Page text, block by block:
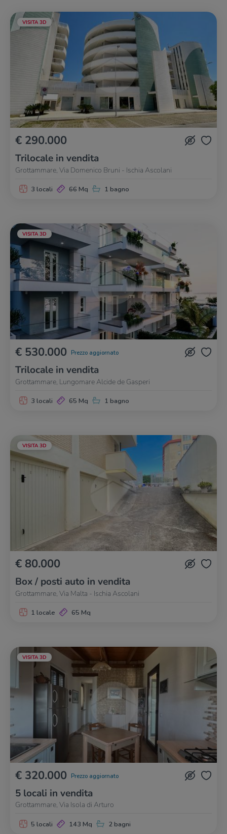
VISITA 3D
€ 290.000
Trilocale in vendita
Grottammare, Via Domenico Bruni - Ischia Ascolani
3 locali 66 Mq 1 bagno
VISITA 3D
€ 530.000 Prezzo aggiornato
Trilocale in vendita
Grottammare, Lungomare Alcide de Gasperi
3 locali 65 Mq 1 bagno
VISITA 3D
€ 80.000
Box / posti auto in vendita
Grottammare, Via Malta - Ischia Ascolani
1 locale 65 Mq
VISITA 3D
€ 320.000 Prezzo aggiornato
5 locali in vendita
Grottammare, Via Isola di Arturo
5 locali 143 Mq 2 bagni